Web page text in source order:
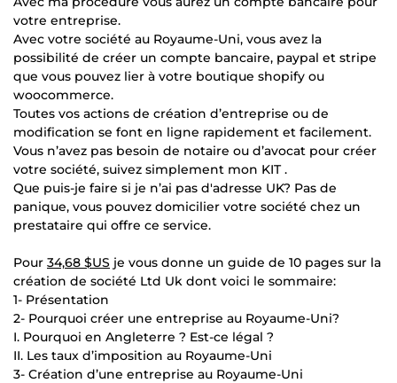
votre entreprise.
Avec votre société au Royaume-Uni, vous avez la
possibilité de créer un compte bancaire, paypal et stripe
que vous pouvez lier à votre boutique shopify ou
woocommerce.
Toutes vos actions de création d’entreprise ou de
modification se font en ligne rapidement et facilement.
Vous n’avez pas besoin de notaire ou d’avocat pour créer
votre société, suivez simplement mon KIT .
Que puis-je faire si je n’ai pas d'adresse UK? Pas de
panique, vous pouvez domicilier votre société chez un
prestataire qui offre ce service.
Pour 34,68 $US je vous donne un guide de 10 pages sur la
création de société Ltd Uk dont voici le sommaire:
1- Présentation
2- Pourquoi créer une entreprise au Royaume-Uni?
I. Pourquoi en Angleterre ? Est-ce légal ?
II. Les taux d’imposition au Royaume-Uni
3- Création d’une entreprise au Royaume-Uni